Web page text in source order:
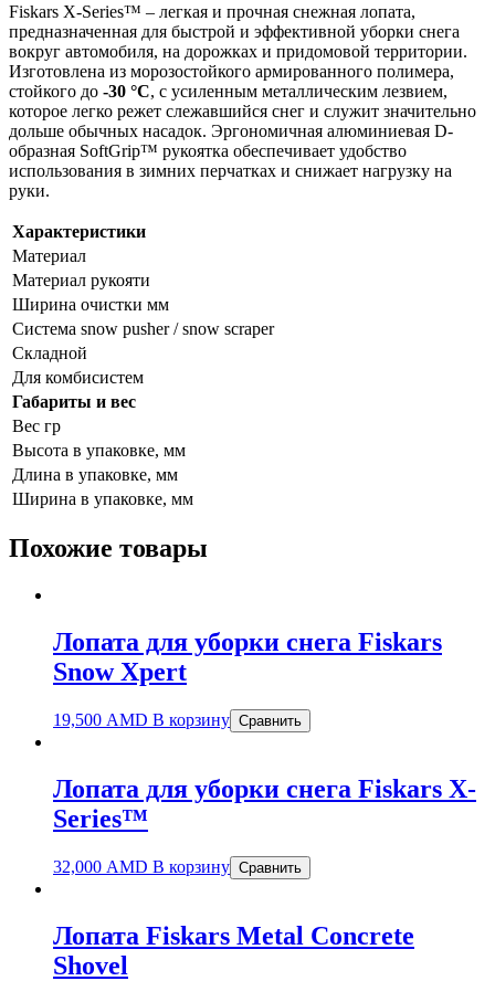
Fiskars X-Series™ – легкая и прочная снежная лопата,
предназначенная для быстрой и эффективной уборки снега
вокруг автомобиля, на дорожках и придомовой территории.
Изготовлена из морозостойкого армированного полимера,
стойкого до -30 °C, с усиленным металлическим лезвием,
которое легко режет слежавшийся снег и служит значительно
дольше обычных насадок. Эргономичная алюминиевая D-
образная SoftGrip™ рукоятка обеспечивает удобство
использования в зимних перчатках и снижает нагрузку на
руки.
Характеристики
Материал
Материал рукояти
Ширина очистки мм
Система snow pusher / snow scraper
Складной
Для комбисистем
Габариты и вес
Вес гр
Высота в упаковке, мм
Длина в упаковке, мм
Ширина в упаковке, мм
Похожие товары
Лопата для уборки снега Fiskars
Snow Xpert
19,500 AMD В корзину Сравнить
Лопата для уборки снега Fiskars X-
Series™
32,000 AMD В корзину Сравнить
Лопата Fiskars Metal Concrete
Shovel